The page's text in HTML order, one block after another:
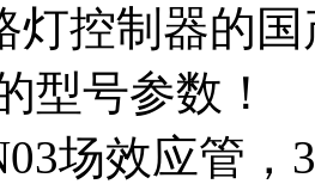
灯控制器的
型号参数！
场效应管